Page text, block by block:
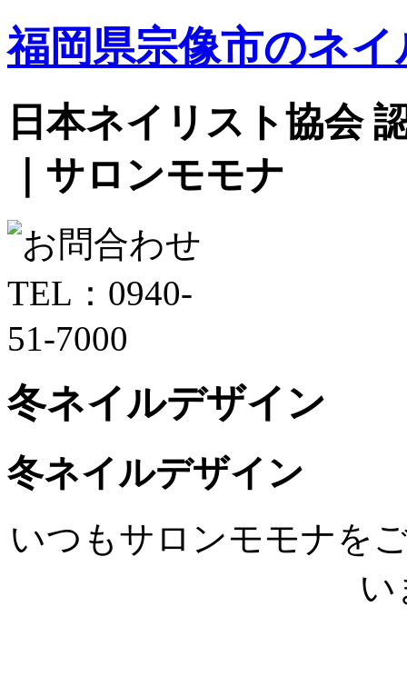
福岡県宗像市のネ
日本ネイリスト協会
｜サロンモモナ
冬ネイルデザイン
冬ネイルデザイン
いつもサロンモモナを
い